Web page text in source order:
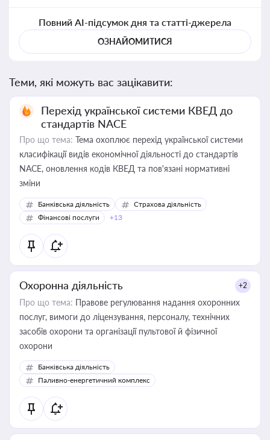
Повний AI-підсумок дня та статті-джерела
ОЗНАЙОМИТИСЯ
Теми, які можуть вас зацікавити:
Перехід української системи КВЕД до
стандартів NACE
Про що тема: Тема охоплює перехід української системи
класифікації видів економічної діяльності до стандартів
NACE, оновлення кодів КВЕД та пов'язані нормативні
зміни
Банківська діяльність
Страхова діяльність
Фінансові послуги
+13
Охоронна діяльність +2
Про що тема: Правове регулювання надання охоронних
послуг, вимоги до ліцензування, персоналу, технічних
засобів охорони та організації пультової й фізичної
охорони
Банківська діяльність
Паливно-енергетичний комплекс